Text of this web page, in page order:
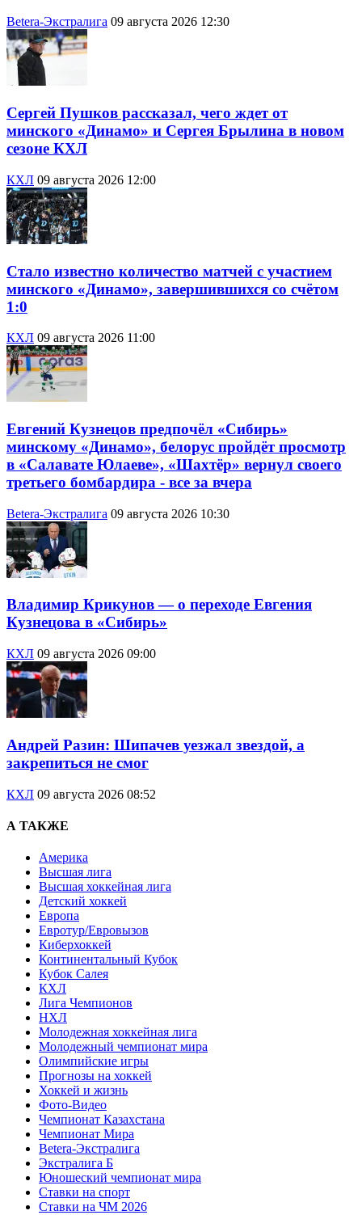
Betera-Экстралига 09 августа 2026 12:30
Сергей Пушков рассказал, чего ждет от
минского «Динамо» и Сергея Брылина в новом
сезоне КХЛ
КХЛ 09 августа 2026 12:00
Стало известно количество матчей с участием
минского «Динамо», завершившихся со счётом
1:0
КХЛ 09 августа 2026 11:00
Евгений Кузнецов предпочёл «Сибирь»
минскому «Динамо», белорус пройдёт просмотр
в «Салавате Юлаеве», «Шахтёр» вернул своего
третьего бомбардира - все за вчера
Betera-Экстралига 09 августа 2026 10:30
Владимир Крикунов — о переходе Евгения
Кузнецова в «Сибирь»
КХЛ 09 августа 2026 09:00
Андрей Разин: Шипачев уезжал звездой, а
закрепиться не смог
КХЛ 09 августа 2026 08:52
А ТАКЖЕ
Америка
Высшая лига
Высшая хоккейная лига
Детский хоккей
Европа
Евротур/Евровызов
Киберхоккей
Континентальный Кубок
Кубок Салея
КХЛ
Лига Чемпионов
НХЛ
Молодежная хоккейная лига
Молодежный чемпионат мира
Олимпийские игры
Прогнозы на хоккей
Хоккей и жизнь
Фото-Видео
Чемпионат Казахстана
Чемпионат Мира
Betera-Экстралига
Экстралига Б
Юношеский чемпионат мира
Ставки на спорт
Ставки на ЧМ 2026